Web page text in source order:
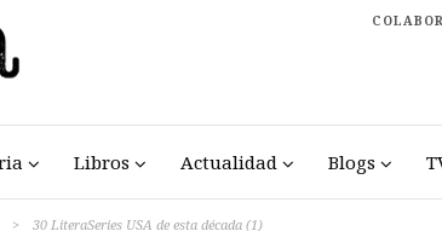
Libros Actualidad Blogs
> 30 LiteraSeries USA de esta década (1)